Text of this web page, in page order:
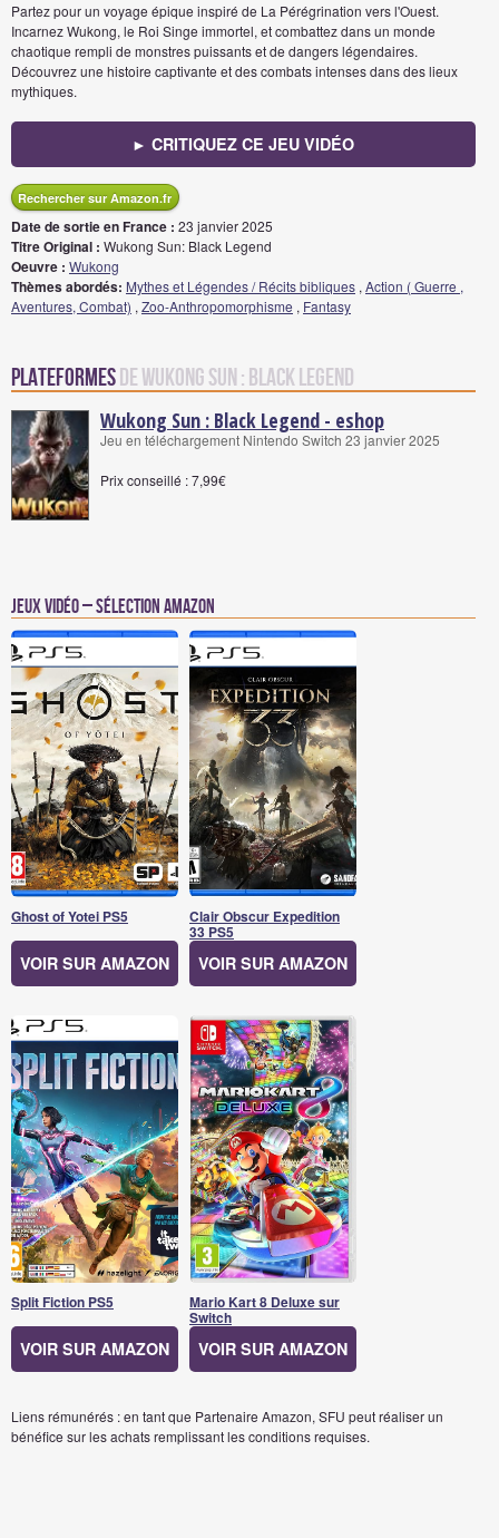
Partez pour un voyage épique inspiré de La Pérégrination vers l'Ouest.
Incarnez Wukong, le Roi Singe immortel, et combattez dans un monde
chaotique rempli de monstres puissants et de dangers légendaires.
Découvrez une histoire captivante et des combats intenses dans des lieux
mythiques.
► CRITIQUEZ CE JEU VIDÉO
Rechercher sur Amazon.fr
Date de sortie en France : 23 janvier 2025
Titre Original : Wukong Sun: Black Legend
Oeuvre : Wukong
Thèmes abordés: Mythes et Légendes / Récits bibliques , Action ( Guerre ,
Aventures, Combat) , Zoo-Anthropomorphisme , Fantasy
Plateformesde Wukong Sun : Black Legend
Wukong Sun : Black Legend - eshop
Jeu en téléchargement Nintendo Switch 23 janvier 2025
Prix conseillé : 7,99€
Jeux vidéo – Sélection Amazon
Ghost of Yotei PS5
VOIR SUR AMAZON
Clair Obscur Expedition
33 PS5
VOIR SUR AMAZON
Split Fiction PS5
VOIR SUR AMAZON
Mario Kart 8 Deluxe sur
Switch
VOIR SUR AMAZON
Liens rémunérés : en tant que Partenaire Amazon, SFU peut réaliser un
bénéfice sur les achats remplissant les conditions requises.